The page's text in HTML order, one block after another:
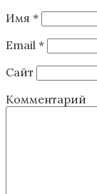
Имя *
Email *
Сайт
Комментарий